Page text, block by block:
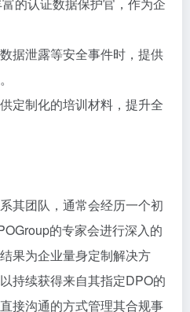
数据泄露等安全事件时，提供
供定制化的培训材料，提升全
其团队，通常会经历一个初
的专家会进行深入的
果为企业量身定制解决方
持续获得来自其指定DPO的
接沟通的方式管理其合规事